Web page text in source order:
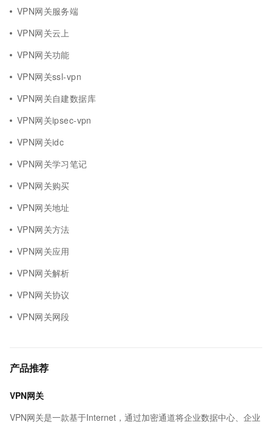
VPN网关服务端
VPN网关云上
VPN网关功能
VPN网关ssl-vpn
VPN网关自建数据库
VPN网关ipsec-vpn
VPN网关idc
VPN网关学习笔记
VPN网关购买
VPN网关地址
VPN网关方法
VPN网关应用
VPN网关解析
VPN网关协议
VPN网关网段
产品推荐
VPN网关
VPN网关是一款基于Internet，通过加密通道将企业数据中心、企业